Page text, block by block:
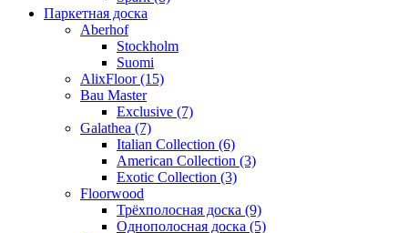
Паркетная доска
Aberhof
Stockholm
Suomi
AlixFloor (15)
Bau Master
Exclusive (7)
Galathea (7)
Italian Collection (6)
American Collection (3)
Exotic Collection (3)
Floorwood
Трёхполосная доска (9)
Однополосная доска (5)